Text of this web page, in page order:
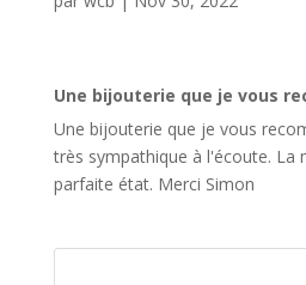
Une bijouterie que je vous
Une bijouterie que je vous
très sympathique à l'écoute. La
parfaite état. Merci Simon